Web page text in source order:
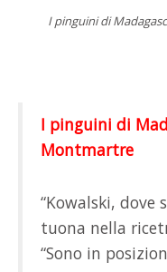
I pinguini di
I pinguini di
Montmartre
“Kowalski, dove
tuona nella
“Sono in